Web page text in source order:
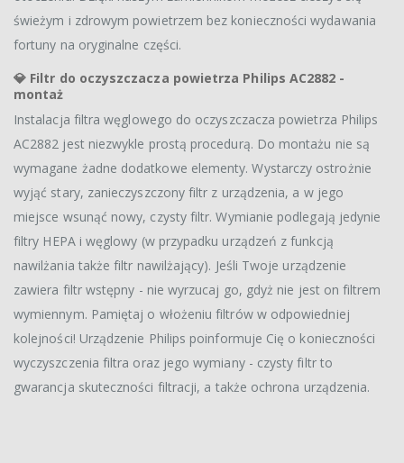
świeżym i zdrowym powietrzem bez konieczności wydawania
fortuny na oryginalne części.
💎 Filtr do oczyszczacza powietrza Philips AC2882 -
montaż
Instalacja filtra węglowego do oczyszczacza powietrza Philips
AC2882 jest niezwykle prostą procedurą. Do montażu nie są
wymagane żadne dodatkowe elementy. Wystarczy ostrożnie
wyjąć stary, zanieczyszczony filtr z urządzenia, a w jego
miejsce wsunąć nowy, czysty filtr. Wymianie podlegają jedynie
filtry HEPA i węglowy (w przypadku urządzeń z funkcją
nawilżania także filtr nawilżający). Jeśli Twoje urządzenie
zawiera filtr wstępny - nie wyrzucaj go, gdyż nie jest on filtrem
wymiennym. Pamiętaj o włożeniu filtrów w odpowiedniej
kolejności! Urządzenie Philips poinformuje Cię o konieczności
wyczyszczenia filtra oraz jego wymiany - czysty filtr to
gwarancja skuteczności filtracji, a także ochrona urządzenia.